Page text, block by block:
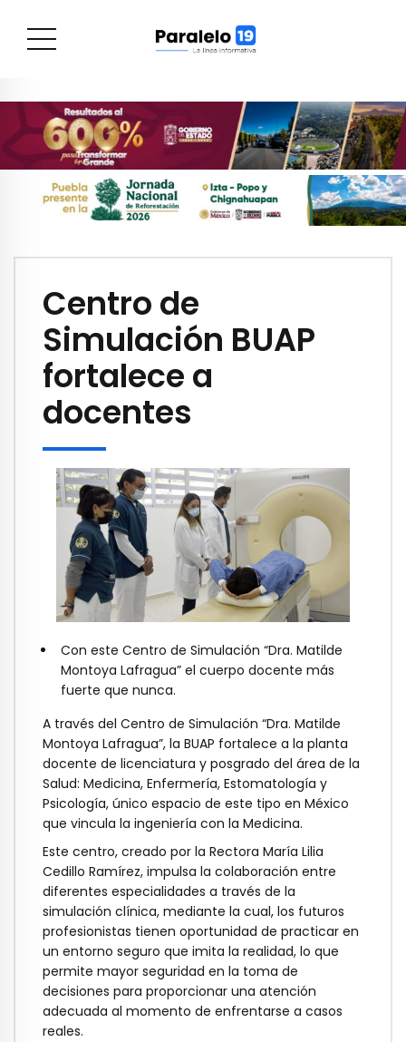
Centro de
Simulación BUAP
fortalece a
docentes
Con este Centro de Simulación “Dra. Matilde
Montoya Lafragua” el cuerpo docente más
fuerte que nunca.
A través del Centro de Simulación “Dra. Matilde
Montoya Lafragua”, la BUAP fortalece a la planta
docente de licenciatura y posgrado del área de la
Salud: Medicina, Enfermería, Estomatología y
Psicología, único espacio de este tipo en México
que vincula la ingeniería con la Medicina.
Este centro, creado por la Rectora María Lilia
Cedillo Ramírez, impulsa la colaboración entre
diferentes especialidades a través de la
simulación clínica, mediante la cual, los futuros
profesionistas tienen oportunidad de practicar en
un entorno seguro que imita la realidad, lo que
permite mayor seguridad en la toma de
decisiones para proporcionar una atención
adecuada al momento de enfrentarse a casos
reales.